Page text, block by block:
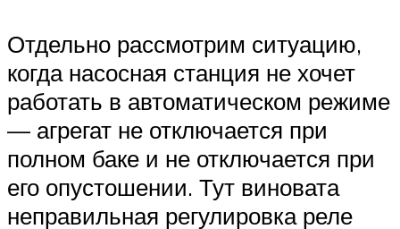
Отдельно рассмотрим ситуацию,
когда насосная станция не хочет
работать в автоматическом режиме
— агрегат не отключается при
полном баке и не отключается при
его опустошении. Тут виновата
неправильная регулировка реле